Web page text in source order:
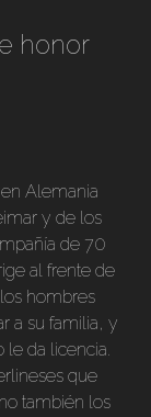
o volver a
caciones
castellano.
honor
Alemania
y de los
de 70
al frente de
hombres
a su familia, y
le da licencia.
que
también los